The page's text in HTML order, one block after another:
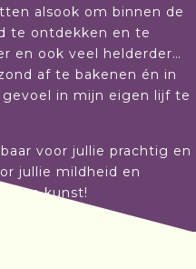
alsook om binnen de
te ontdekken en te
en ook veel helderder…
af te bakenen én in
in mijn eigen lijf te
voor jullie prachtig en
jullie mildheid en
Een kunst!